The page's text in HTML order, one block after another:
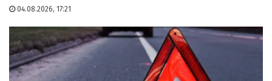
04.08.2026, 17:21